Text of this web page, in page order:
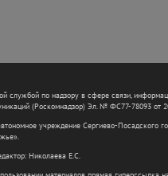
службой по надзору в сфере связи,
(Роскомнадзор) Эл. № ФС77-78093 от
учреждение Сергиево-Посадского
Николаева Е.С.